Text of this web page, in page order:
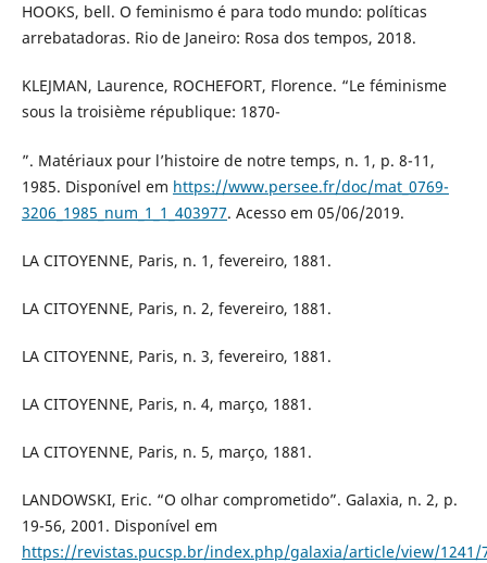
HOOKS, bell. O feminismo é para todo mundo: políticas
arrebatadoras. Rio de Janeiro: Rosa dos tempos, 2018.
KLEJMAN, Laurence, ROCHEFORT, Florence. “Le féminisme
sous la troisième république: 1870-
”. Matériaux pour l’histoire de notre temps, n. 1, p. 8-11,
1985. Disponível em https://www.persee.fr/doc/mat_0769-
3206_1985_num_1_1_403977. Acesso em 05/06/2019.
LA CITOYENNE, Paris, n. 1, fevereiro, 1881.
LA CITOYENNE, Paris, n. 2, fevereiro, 1881.
LA CITOYENNE, Paris, n. 3, fevereiro, 1881.
LA CITOYENNE, Paris, n. 4, março, 1881.
LA CITOYENNE, Paris, n. 5, março, 1881.
LANDOWSKI, Eric. “O olhar comprometido”. Galaxia, n. 2, p.
19-56, 2001. Disponível em
https://revistas.pucsp.br/index.php/galaxia/article/view/1241/